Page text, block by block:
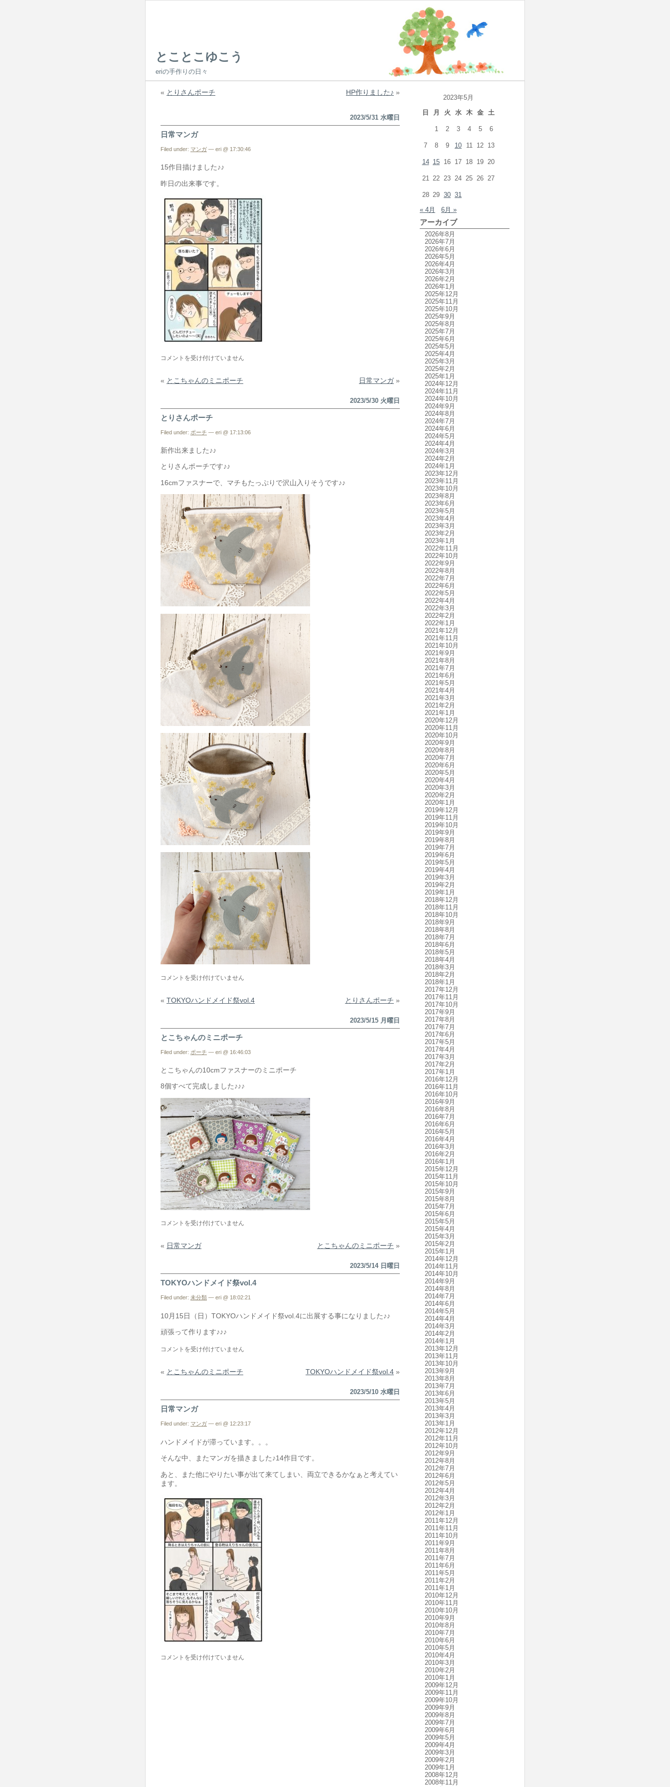
とことこゆこう
eriの手作りの日々
« とりさんポーチ HP作りました♪ »
2023/5/31 水曜日
日常マンガ
Filed under: マンガ — eri @ 17:30:46
15作目描けました♪♪
昨日の出来事です。
日
マ
ガ
は
コメントを受け付けていません
« とこちゃんのミニポーチ 日常マンガ»
2023/5/30 火曜日
とりさんポーチ
Filed under: ポーチ — eri @ 17:13:06
新作出来ました♪♪
とりさんポーチです♪♪
16cmファスナーで、マチもたっぷりで沢山入りそうです♪♪
と
さ
ポ
ー
チ
コメントを受け付けていません
« TOKYOハンドメイド祭vol.4 とりさんポーチ »
2023/5/15 月曜日
とこちゃんのミニポーチ
Filed under: ポーチ — eri @ 16:46:03
とこちゃんの10cmファスナーのミニポーチ
8個すべて完成しました♪♪♪
と
ち
ん
の
ミ
ー
チ
コメントを受け付けていません
« 日常マンガ とこちゃんのミニポーチ »
2023/5/14 日曜日
TOKYOハンドメイド祭vol.4
Filed under: 未分類 — eri @ 18:02:21
10月15日（日）TOKYOハンドメイド祭vol.4に出展する事になりました♪♪
頑張って作ります♪♪♪
TOKYO
ン
メ
イ
ド
は
コメントを受け付けていません
« とこちゃんのミニポーチ TOKYOハンドメイド祭vol.4 »
2023/5/10 水曜日
日常マンガ
Filed under: マンガ — eri @ 12:23:17
ハンドメイドが滞っています。。。
そんな中、またマンガを描きました♪14作目です。
あと、また他にやりたい事が出て来てしまい、両立できるかなぁと考えてい
ます。
日
コメントを受け付けていません
2023年5月
日
月 火 水 木 金 土
1 2 3 4 5 6
7 8 9 10 11 12 13
14 15 16 17 18 19 20
21 22 23 24 25 26 27
28 29 30 31
« 4月
6月 »
アーカイブ
2026年8月
2026年7月
2026年6月
2026年5月
2026年4月
2026年3月
2026年2月
2026年1月
2025年12月
2025年11月
2025年10月
2025年9月
2025年8月
2025年7月
2025年6月
2025年5月
2025年4月
2025年3月
2025年2月
2025年1月
2024年12月
2024年11月
2024年10月
2024年9月
2024年8月
2024年7月
2024年6月
2024年5月
2024年4月
2024年3月
2024年2月
2024年1月
2023年12月
2023年11月
2023年10月
2023年8月
2023年6月
2023年5月
2023年4月
2023年3月
2023年2月
2023年1月
2022年11月
2022年10月
2022年9月
2022年8月
2022年7月
2022年6月
2022年5月
2022年4月
2022年3月
2022年2月
2022年1月
2021年12月
2021年11月
2021年10月
2021年9月
2021年8月
2021年7月
2021年6月
2021年5月
2021年4月
2021年3月
2021年2月
2021年1月
2020年12月
2020年11月
2020年10月
2020年9月
2020年8月
2020年7月
2020年6月
2020年5月
2020年4月
2020年3月
2020年2月
2020年1月
2019年12月
2019年11月
2019年10月
2019年9月
2019年8月
2019年7月
2019年6月
2019年5月
2019年4月
2019年3月
2019年2月
2019年1月
2018年12月
2018年11月
2018年10月
2018年9月
2018年8月
2018年7月
2018年6月
2018年5月
2018年4月
2018年3月
2018年2月
2018年1月
2017年12月
2017年11月
2017年10月
2017年9月
2017年8月
2017年7月
2017年6月
2017年5月
2017年4月
2017年3月
2017年2月
2017年1月
2016年12月
2016年11月
2016年10月
2016年9月
2016年8月
2016年7月
2016年6月
2016年5月
2016年4月
2016年3月
2016年2月
2016年1月
2015年12月
2015年11月
2015年10月
2015年9月
2015年8月
2015年7月
2015年6月
2015年5月
2015年4月
2015年3月
2015年2月
2015年1月
2014年12月
2014年11月
2014年10月
2014年9月
2014年8月
2014年7月
2014年6月
2014年5月
2014年4月
2014年3月
2014年2月
2014年1月
2013年12月
2013年11月
2013年10月
2013年9月
2013年8月
2013年7月
2013年6月
2013年5月
2013年4月
2013年3月
2013年1月
2012年12月
2012年11月
2012年10月
2012年9月
2012年8月
2012年7月
2012年6月
2012年5月
2012年4月
2012年3月
2012年2月
2012年1月
2011年12月
2011年11月
2011年10月
2011年9月
2011年8月
2011年7月
2011年6月
2011年5月
2011年2月
2011年1月
2010年12月
2010年11月
2010年10月
2010年9月
2010年8月
2010年7月
2010年6月
2010年5月
2010年4月
2010年3月
2010年2月
2010年1月
2009年12月
2009年11月
2009年10月
2009年9月
2009年8月
2009年7月
2009年6月
2009年5月
2009年4月
2009年3月
2009年2月
2009年1月
2008年12月
2008年11月